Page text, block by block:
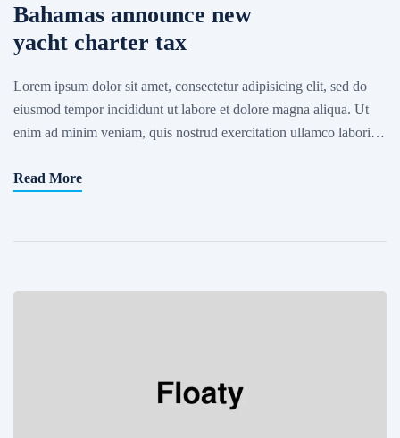
Bahamas announce new
yacht charter tax
Lorem ipsum dolor sit amet, consectetur adipisicing elit, sed do
eiusmod tempor incididunt ut labore et dolore magna aliqua. Ut
enim ad minim veniam, quis nostrud exercitation ullamco laboris
cupidatat non proident, sunt in culpa qui officia deserunt mollit
Read More